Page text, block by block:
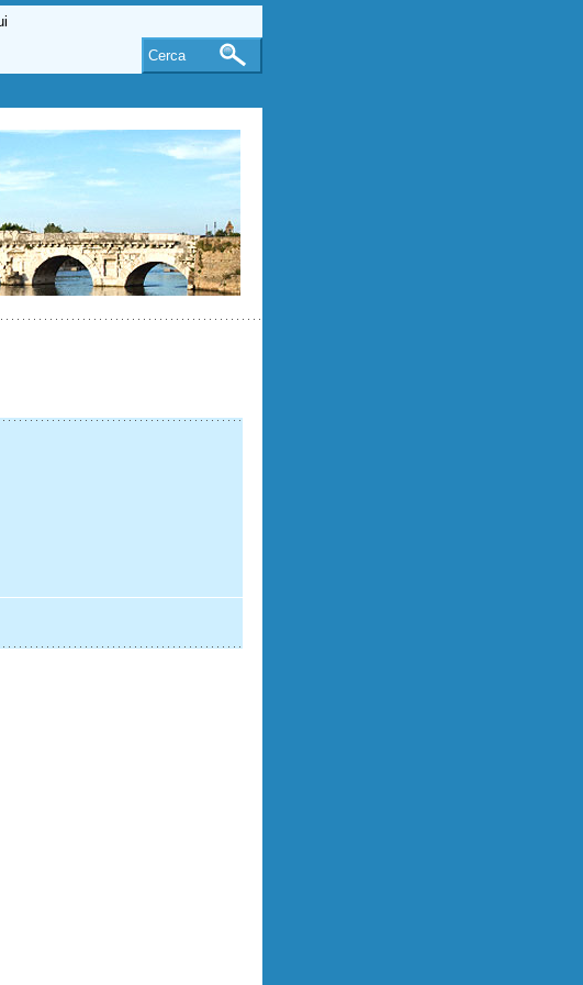
Cerca